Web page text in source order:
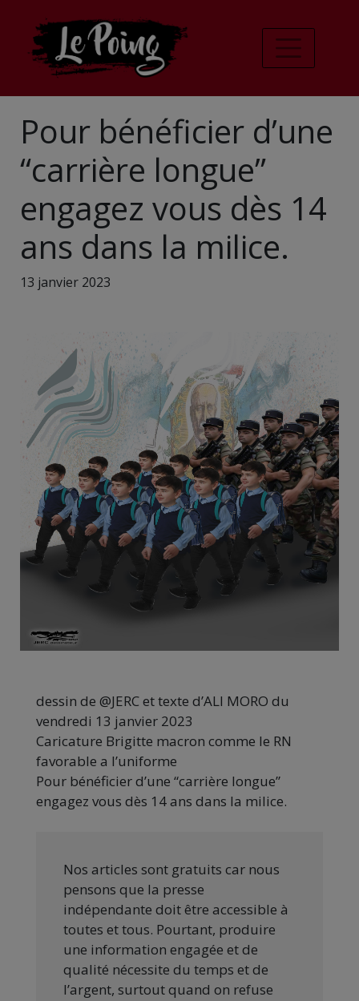
Pour bénéficier d’une
“carrière longue”
engagez vous dès 14
ans dans la milice.
13 janvier 2023
dessin de @JERC et texte d’ALI MORO du
vendredi 13 janvier 2023
Caricature Brigitte macron comme le RN
favorable a l’uniforme
Pour bénéficier d’une “carrière longue”
engagez vous dès 14 ans dans la milice.
Nos articles sont gratuits car nous
pensons que la presse
indépendante doit être accessible à
toutes et tous. Pourtant, produire
une information engagée et de
qualité nécessite du temps et de
l’argent, surtout quand on refuse